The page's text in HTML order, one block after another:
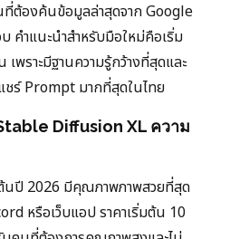
ต้องค้นข้อมูลล่าสุดจาก Google
คำแนะนำสำหรับมือใหม่คือเริ่ม
พราะมีฐานความรู้กว้างที่สุดและ
ร์ Prompt มากที่สุดในไทย
Diffusion XL ความ
นปี 2026 มีคุณภาพภาพสวยที่สุด
หรือเว็บแอป ราคาเริ่มต้น 10